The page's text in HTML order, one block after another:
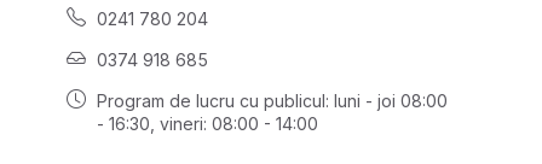
0241 780 204
0374 918 685
Program de lucru cu publicul: luni - joi 08:00
- 16:30 , vineri: 08:00 - 14:00